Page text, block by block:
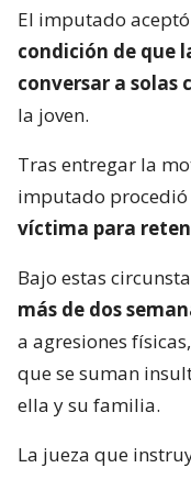
El imputado
condición de que
conversar a solas
la joven.
Tras entregar la
imputado procedió
víctima para
Bajo estas
más de dos
a agresiones
que se suman
ella y su familia.
La jueza que